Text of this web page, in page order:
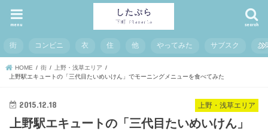
search
menu
街 コンビニ 衣 住 他 やってみた サブスク お
HOME 街
上野・浅草エリア
上野駅エキュートの「三代目たいめいけん」でモーニングメニューを食べてみた
上野・浅草エリア
2015.12.18
上野駅エキュートの「三代目たいめいけん」